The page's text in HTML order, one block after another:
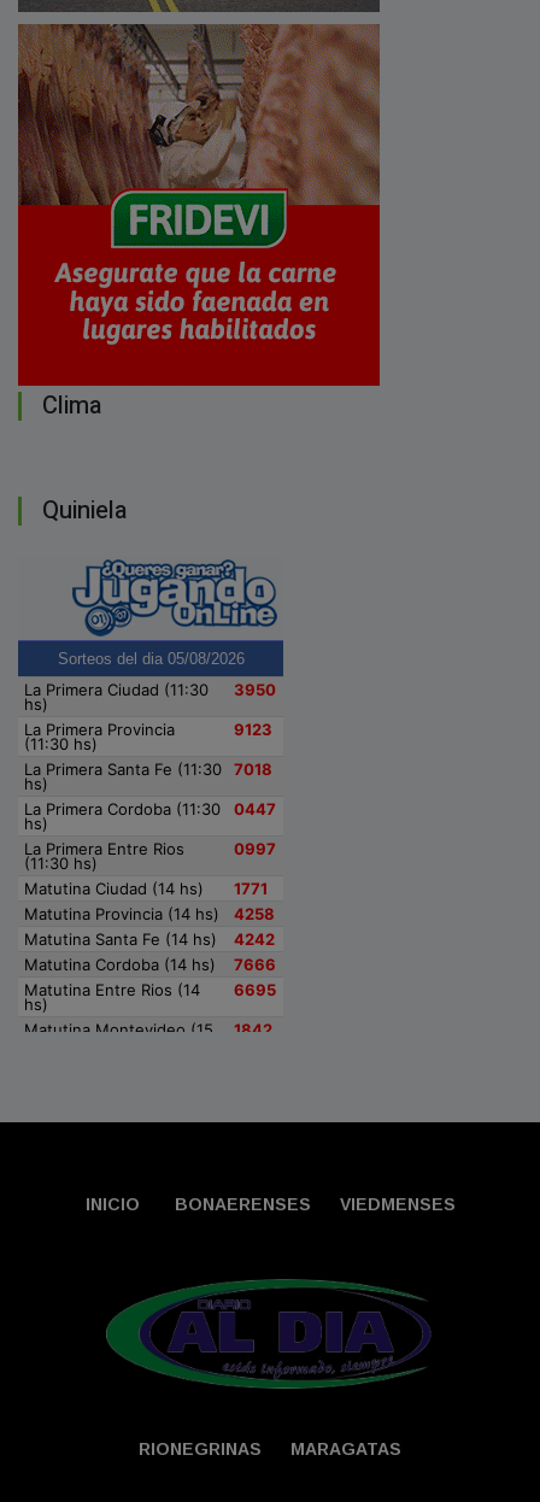
Clima
Quiniela
INICIO BONAERENSES VIEDMENSES
RIONEGRINAS MARAGATAS